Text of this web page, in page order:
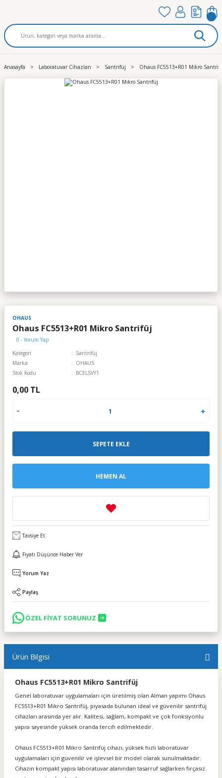
Anasayfa Laboratuvar Cihazları Santrifüj Ohaus FC5513+R01 Mikro
OHAUS
Ohaus FC5513+R01 Mikro Santrifüj
0 - Yorum Yap
Kategori
Santrifüj
Marka
OHAUS
Stok Kodu
BCELSVY1
0,00 TL
SEPETE EKLE
HEMEN AL
Tavsiye Et
Fiyatı Düşünce Haber Ver
Yorum Yaz
Paylaş
ÖZEL FİYAT SORUNUZ
Ürün Bilgisi
Ohaus FC5513+R01 Mikro Santrifüj
Genel laboratuvar uygulamaları için üretilmiş olan Alman yapımı Ohaus
FC5513+R01 Mikro Santrifüj, piyasada bulunan ideal ve güvenilir santrifüj
cihazları arasında yer alır. Kalitesi, sağlam, kompakt ve çok fonksiyonlu
yapısı sayesinde yüksek oranda tercih edilmektedir.
Ohaus FC5513+R01 Mikro Santrifüj cihazı, yüksek hızlı laboratuvar
uygulamaları için güvenilir ve işlevsel bir model olarak sunulmaktadır.
Cihazın kompakt yapısı laboratuvar alanından tasarruf sağlarken fırçasız